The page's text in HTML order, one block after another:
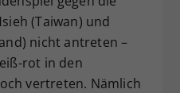
(Taiwan) und
nicht antreten –
rot in den
vertreten. Nämlich